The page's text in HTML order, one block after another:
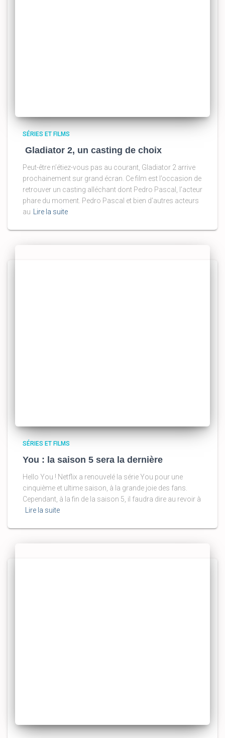
SÉRIES ET FILMS
Gladiator 2, un casting de choix
Peut-être n’étiez-vous pas au courant, Gladiator 2 arrive
prochainement sur grand écran. Ce film est l’occasion de
retrouver un casting alléchant dont Pedro Pascal, l’acteur
phare du moment. Pedro Pascal et bien d’autres acteurs
au
Lire la suite
SÉRIES ET FILMS
You : la saison 5 sera la dernière
Hello You ! Netflix a renouvelé la série You pour une
cinquième et ultime saison, à la grande joie des fans.
Cependant, à la fin de la saison 5, il faudra dire au revoir à
Lire la suite